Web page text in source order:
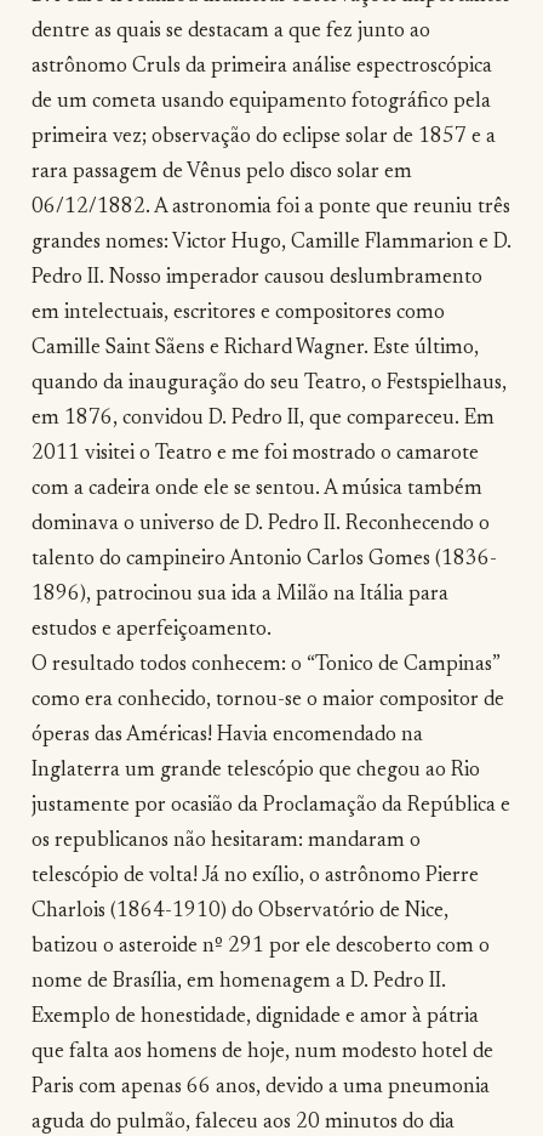
dentre as quais se destacam a que fez junto ao
astrônomo Cruls da primeira análise espectroscópica
de um cometa usando equipamento fotográfico pela
primeira vez; observação do eclipse solar de 1857 e a
rara passagem de Vênus pelo disco solar em
06/12/1882. A astronomia foi a ponte que reuniu três
grandes nomes: Victor Hugo, Camille Flammarion e D.
Pedro II. Nosso imperador causou deslumbramento
em intelectuais, escritores e compositores como
Camille Saint Sãens e Richard Wagner. Este último,
quando da inauguração do seu Teatro, o Festspielhaus,
em 1876, convidou D. Pedro II, que compareceu. Em
2011 visitei o Teatro e me foi mostrado o camarote
com a cadeira onde ele se sentou. A música também
dominava o universo de D. Pedro II. Reconhecendo o
talento do campineiro Antonio Carlos Gomes (1836-
1896), patrocinou sua ida a Milão na Itália para
estudos e aperfeiçoamento.
O resultado todos conhecem: o “Tonico de Campinas”
como era conhecido, tornou-se o maior compositor de
óperas das Américas! Havia encomendado na
Inglaterra um grande telescópio que chegou ao Rio
justamente por ocasião da Proclamação da República e
os republicanos não hesitaram: mandaram o
telescópio de volta! Já no exílio, o astrônomo Pierre
Charlois (1864-1910) do Observatório de Nice,
batizou o asteroide nº 291 por ele descoberto com o
nome de Brasília, em homenagem a D. Pedro II.
Exemplo de honestidade, dignidade e amor à pátria
que falta aos homens de hoje, num modesto hotel de
Paris com apenas 66 anos, devido a uma pneumonia
aguda do pulmão, faleceu aos 20 minutos do dia